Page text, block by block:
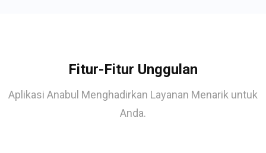
Fitur-Fitur Unggulan
Aplikasi Anabul Menghadirkan Layanan Menarik untuk
Anda.